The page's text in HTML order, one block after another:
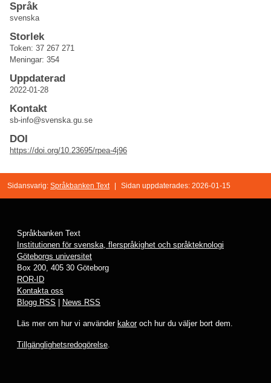
Språk
svenska
Storlek
Token: 37 267 271
Meningar: 354
Uppdaterad
2022-01-28
Kontakt
sb-info@svenska.gu.se
DOI
https://doi.org/10.23695/rpea-4j96
Sidansvarig: Språkbanken Text Sidan uppdaterades: 2026-01-15
Språkbanken Text
Institutionen för svenska, flerspråkighet och språkteknologi
Göteborgs universitet
Box 200, 405 30 Göteborg
ROR-ID
Kontakta oss
Blogg RSS
News RSS
Läs mer om hur vi använder kakoroch hur du väljer bort dem.
Tillgänglighetsredogörelse.